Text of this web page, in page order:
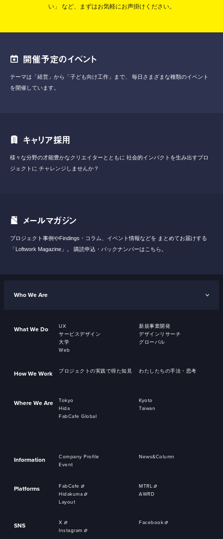
い」
など、まずはお気軽にお声掛けください。
開催予定のイベント
テーマは「経営」から「子ども向け工作」まで、
毎日さまざまな種類のイベント
を開催しています。
キャリア採用
様々な分野の才能豊かなクリエイターとともに 社会的インパクトを生み出すプロ
ジェクトに チャレンジしませんか？
メールマガジン
プロジェクト事例やFindings・コラム、イベント情報などを まとめてお届けする
「Loftwork Magazine」。
購読申込・バックナンバーはこちら。
Who We Are
What We Do UX
新規事業開発
サービスデザイン
デザインリサーチ
大学
グローバル
Web
How We Work プロジェクトの実践で得た知見 わたしたちの手法・思考
Where We Are Tokyo
Kyoto
Hida
Taiwan
FabCafe Global
Information Company Profile
News&Column
Event
Platforms FabCafe
MTRL
Hidakuma
AWRD
Layout
SNS X
Facebook
Instagram